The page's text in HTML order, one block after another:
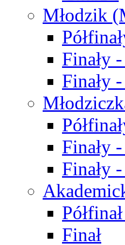
Młodzik
Finały
Finały
Finały
Finały
Finał